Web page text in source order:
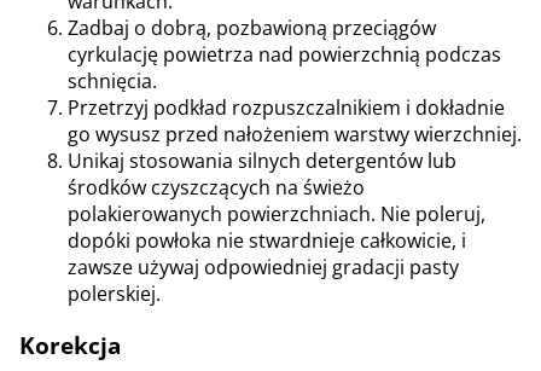
Zadbaj o dobrą, pozbawioną przeciągów
cyrkulację powietrza nad powierzchnią podczas
schnięcia.
Przetrzyj podkład rozpuszczalnikiem i dokładnie
go wysusz przed nałożeniem warstwy wierzchniej.
Unikaj stosowania silnych detergentów lub
środków czyszczących na świeżo
polakierowanych powierzchniach. Nie poleruj,
dopóki powłoka nie stwardnieje całkowicie, i
zawsze używaj odpowiedniej gradacji pasty
polerskiej.
Korekcja